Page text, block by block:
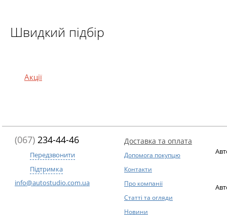
Швидкий підбір
Акції
(067) 234-44-46
Передзвонити
Підтримка
info@autostudio.com.ua
Доставка та оплата
Допомога покупцю
Контакти
Про компанії
Статті та огляди
Новини